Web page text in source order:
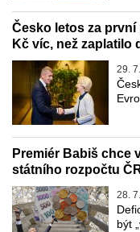
Česko letos za první
Kč víc, než zaplatilo
29.
Premiér Babiš chce
státního rozpočtu
28.
být